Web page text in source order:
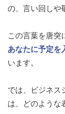
の、言い回しや
この言葉を唐突
あなたに予定を
います。
では、ビジネス
は、どのような